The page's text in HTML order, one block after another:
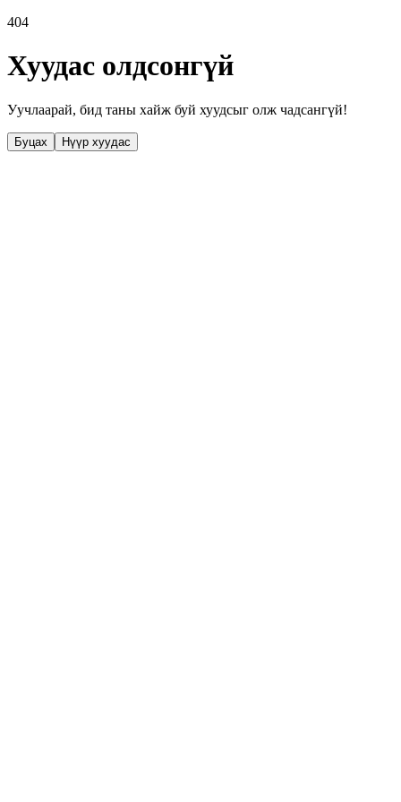
404
Хуудас олдсонгүй
Уучлаарай, бид таны хайж буй хуудсыг олж чадсангүй!
Буцах Нүүр хуудас